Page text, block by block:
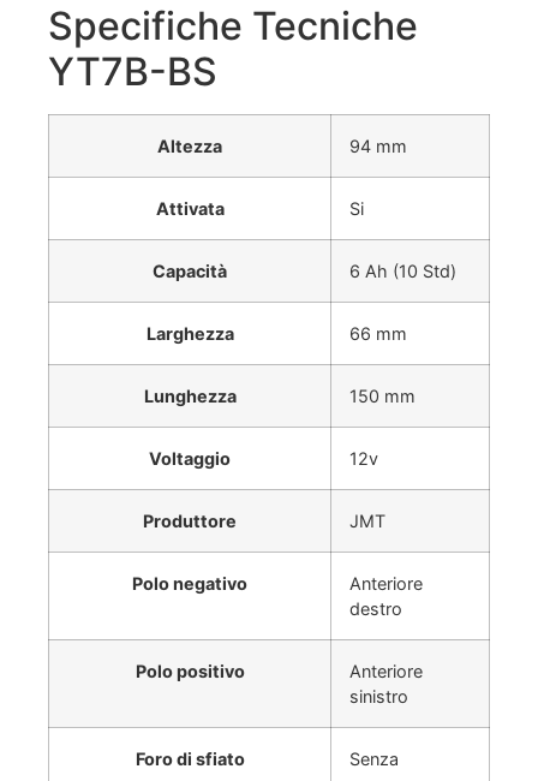
Specifiche Tecniche
YT7B-BS
Altezza 94 mm
Attivata Si
Capacità 6 Ah (10 Std)
Larghezza 66 mm
Lunghezza 150 mm
Voltaggio 12v
Produttore JMT
Polo negativo
Anteriore
destro
Polo positivo
Anteriore
sinistro
Foro di sfiato Senza